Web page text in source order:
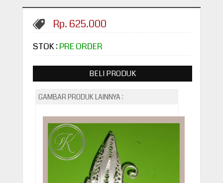
Rp. 625.000
STOK : PRE ORDER
BELI PRODUK
GAMBAR PRODUK LAINNYA :